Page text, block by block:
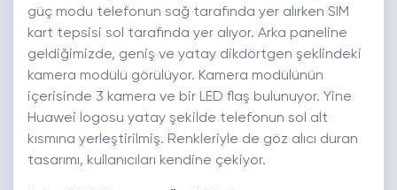
güç modu telefonun sağ tarafında yer alırken SIM
kart tepsisi sol tarafında yer alıyor. Arka paneline
geldiğimizde, geniş ve yatay dikdörtgen şeklindeki
kamera modülü görülüyor. Kamera modülünün
içerisinde 3 kamera ve bir LED flaş bulunuyor. Yine
Huawei logosu yatay şekilde telefonun sol alt
kısmına yerleştirilmiş. Renkleriyle de göz alıcı duran
tasarımı, kullanıcıları kendine çekiyor.